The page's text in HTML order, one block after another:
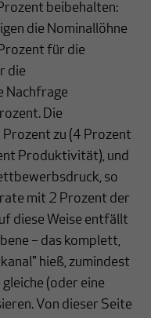
beibehalten:
die Nominallöhne
für die
die
Nachfrage
Die
zu (4 Prozent
Produktivität), und
so
mit 2 Prozent der
diese Weise entfällt
– das komplett,
hieß, zumindest
(oder eine
Von dieser Seite